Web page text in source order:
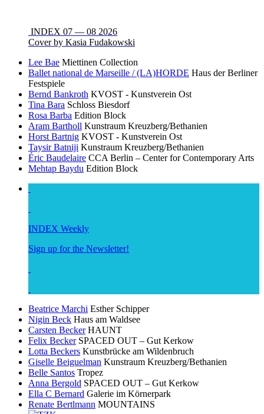
INDEX 07 — 08 2026
Cover by Kasia Fudakowski
Lee Bae Miettinen Collection
Ballet national de Marseille / (LA)HORDE Haus der Berliner
Festspiele
Bernd Bankroth KVOST - Kunstverein Ost
Tina Bara Schloss Biesdorf
Rosa Barba Edition Block
Aram Bartholl Kunstraum Kreuzberg/Bethanien
Horst Bartnig KVOST - Kunstverein Ost
Taysir Batniji Kunstraum Kreuzberg/Bethanien
Éric Baudelaire CCA Berlin – Center for Contemporary Arts
Mehtap Baydu Edition Block
INDEX Weekly
Sign up for the Newsletter!
Beatrice Marchi Esther Schipper
Nigin Beck Haus am Waldsee
Carsten Becker HAUNT
Felix Becker SPACED OUT – Gut Kerkow
Lotta Beckers Kunstbrücke am Wildenbruch
Giselle Beiguelman Kunstraum Kreuzberg/Bethanien
Belle Santos Tropez
Anna Bergold SPACED OUT – Gut Kerkow
Ella C Bernard Galerie im Körnerpark
Renate Bertlmann MOUNTAINS